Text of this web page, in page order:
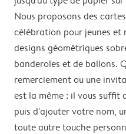
Nous proposons des
célébration pour jeunes et
designs géométriques
banderoles et de ballons.
remerciement ou une
est la même : il vous suffit
puis d'ajouter votre nom,
toute autre touche